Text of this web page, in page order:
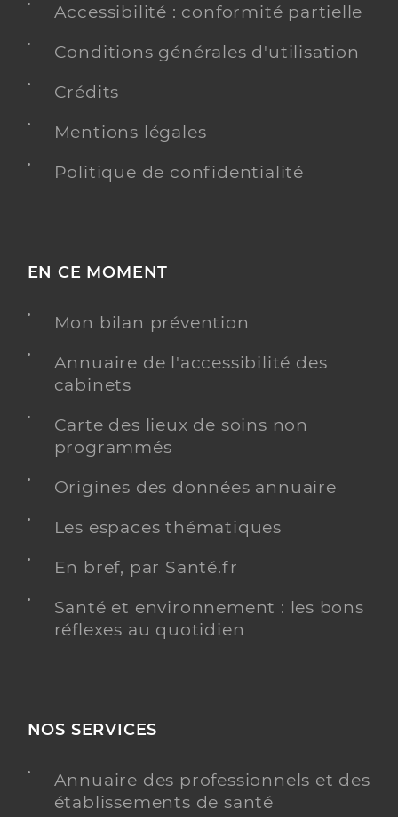
Accessibilité : conformité partielle
Conditions générales d'utilisation
Crédits
Mentions légales
Politique de confidentialité
EN CE MOMENT
Mon bilan prévention
Annuaire de l'accessibilité des
cabinets
Carte des lieux de soins non
programmés
Origines des données annuaire
Les espaces thématiques
En bref, par Santé.fr
Santé et environnement : les bons
réflexes au quotidien
NOS SERVICES
Annuaire des professionnels et des
établissements de santé